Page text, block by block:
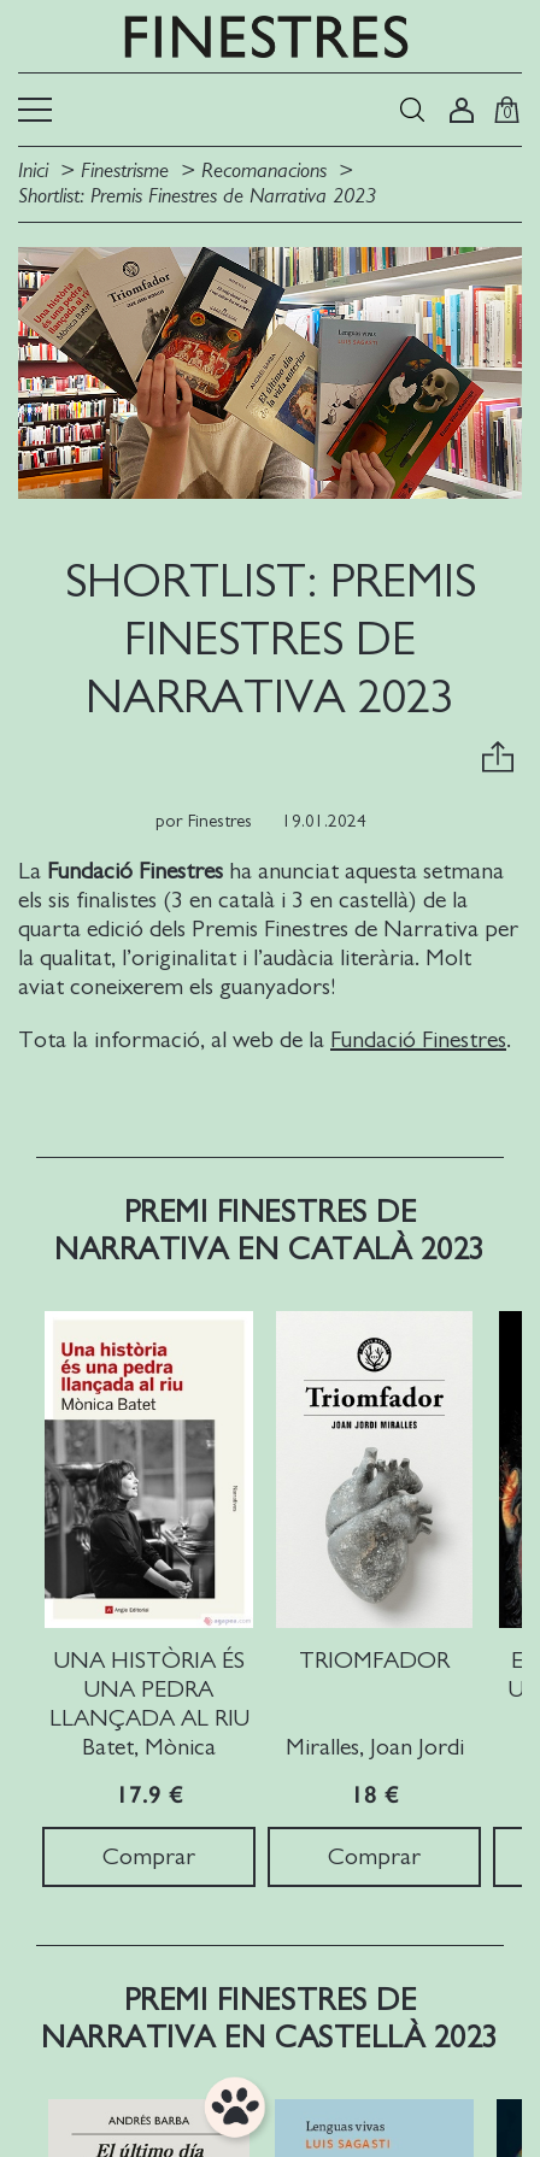
0
Inici Finestrisme
Recomanacions
Shortlist: Premis Finestres de Narrativa 2023
SHORTLIST: PREMIS
FINESTRES DE
NARRATIVA 2023
por Finestres 19.01.2024
La Fundació Finestres ha anunciat aquesta setmana
els sis finalistes (3 en català i 3 en castellà) de la
quarta edició dels Premis Finestres de Narrativa per
la qualitat, l’originalitat i l’audàcia literària. Molt
aviat coneixerem els guanyadors!
Tota la informació, al web de la Fundació Finestres.
PREMI FINESTRES DE
NARRATIVA EN CATALÀ 2023
UNA HISTÒRIA ÉS
UNA PEDRA
LLANÇADA AL RIU
Batet, Mònica
17.9 €
Comprar
TRIOMFADOR
Miralles, Joan Jordi
18 €
Comprar
PREMI FINESTRES DE
NARRATIVA EN CASTELLÀ 2023